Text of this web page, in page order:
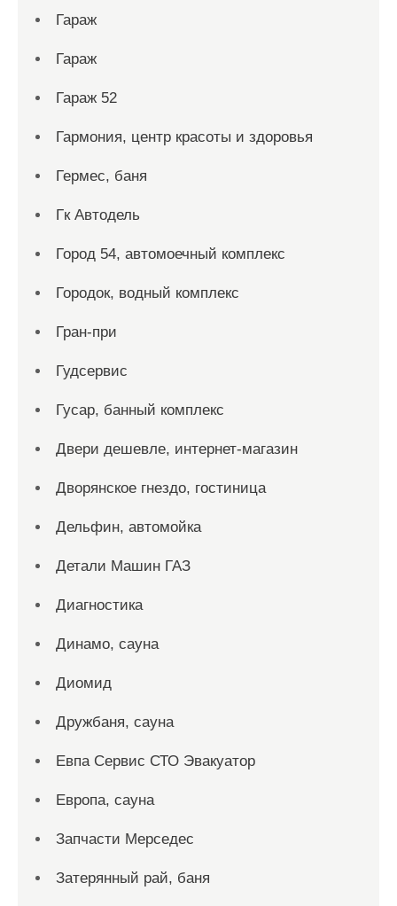
Гараж
Гараж
Гараж 52
Гармония, центр красоты и здоровья
Гермес, баня
Гк Автодель
Город 54, автомоечный комплекс
Городок, водный комплекс
Гран-при
Гудсервис
Гусар, банный комплекс
Двери дешевле, интернет-магазин
Дворянское гнездо, гостиница
Дельфин, автомойка
Детали Машин ГАЗ
Диагностика
Динамо, сауна
Диомид
Дружбаня, сауна
Евпа Сервис СТО Эвакуатор
Европа, сауна
Запчасти Мерседес
Затерянный рай, баня